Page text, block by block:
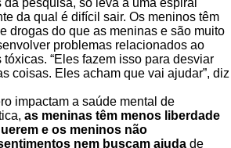
da qual é difícil sair. Os meninos têm
drogas do que as meninas e são muito
problemas relacionados ao
“Eles fazem isso para desviar
coisas. Eles acham que vai ajudar”, diz
impactam a saúde mental de
as meninas têm menos liberdade
e os meninos não
nem buscam ajuda de